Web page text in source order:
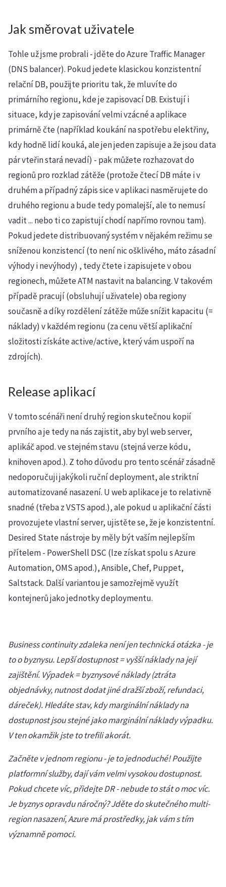
Jak směrovat uživatele
Tohle už jsme probrali - jděte do Azure Traffic Manager
(DNS balancer). Pokud jedete klasickou konzistentní
relační DB, použijte prioritu tak, že mluvíte do
primárního regionu, kde je zapisovací DB. Existují i
situace, kdy je zapisování velmi vzácné a aplikace
primárně čte (například koukání na spotřebu elektřiny,
kdy hodně lidí kouká, ale jen jeden zapisuje a že jsou data
pár vteřin stará nevadí) - pak můžete rozhazovat do
regionů pro rozklad zátěže (protože čtecí DB máte i v
druhém a případný zápis sice v aplikaci nasměrujete do
druhého regionu a bude tedy pomalejší, ale to nemusí
vadit ... nebo ti co zapistují chodí napřímo rovnou tam).
Pokud jedete distribuovaný systém v nějakém režimu se
sníženou konzistencí (to není nic ošklivého, máto zásadní
výhody i nevýhody) , tedy čtete i zapisujete v obou
regionech, můžete ATM nastavit na balancing. V takovém
případě pracují (obsluhují uživatele) oba regiony
současně a díky rozdělení zátěže může snížit kapacitu (=
náklady) v každém regionu (za cenu větší aplikační
složitosti získáte active/active, který vám uspoří na
zdrojích).
Release aplikací
V tomto scénáři není druhý region skutečnou kopií
prvního a je tedy na nás zajistit, aby byl web server,
aplikáč apod. ve stejném stavu (stejná verze kódu,
knihoven apod.). Z toho důvodu pro tento scénář zásadně
nedoporučuji jakýkoli ruční deployment, ale striktní
automatizované nasazení. U web aplikace je to relativně
snadné (třeba z VSTS apod.), ale pokud u aplikační části
provozujete vlastní server, ujistěte se, že je konzistentní.
Desired State nástroje by měly být vaším nejlepším
přítelem - PowerShell DSC (lze získat spolu s Azure
Automation, OMS apod.), Ansible, Chef, Puppet,
Saltstack. Další variantou je samozřejmě využít
kontejnerů jako jednotky deploymentu.
Business continuity zdaleka není jen technická otázka - je
to o byznysu. Lepší dostupnost = vyšší náklady na její
zajištění. Výpadek = byznysové náklady (ztráta
objednávky, nutnost dodat jiné dražší zboží, refundaci,
dáreček). Hledáte stav, kdy marginální náklady na
dostupnost jsou stejné jako marginální náklady výpadku.
V ten okamžik jste to trefili akorát.
Začněte v jednom regionu - je to jednoduché! Použijte
platformní služby, dají vám velmi vysokou dostupnost.
Pokud chcete víc, přidejte DR - nebude to stát o moc víc.
Je byznys opravdu náročný? Jděte do skutečného multi-
region nasazení, Azure má prostředky, jak vám s tím
významně pomoci.